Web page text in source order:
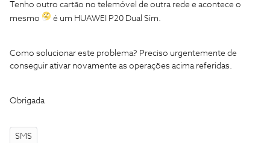
Tenho outro cartão no telemóvel de outra rede e acontece o
mesmo
é um HUAWEI P20 Dual Sim.
Como solucionar este problema? Preciso urgentemente de
conseguir ativar novamente as operações acima referidas.
Obrigada
SMS